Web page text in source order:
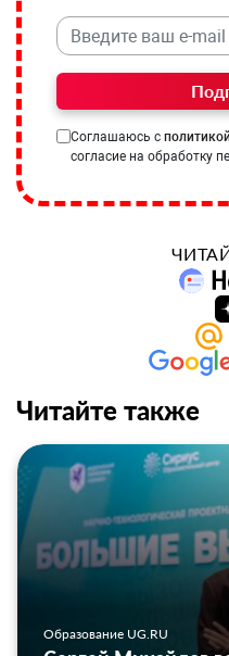
Соглашаюсь с
согласие на обработку
Читайте также
Образование UG.RU